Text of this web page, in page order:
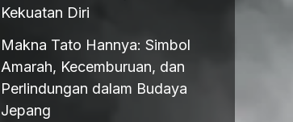
Kekuatan Diri
Makna Tato Hannya: Simbol
Amarah, Kecemburuan, dan
Perlindungan dalam Budaya
Jepang